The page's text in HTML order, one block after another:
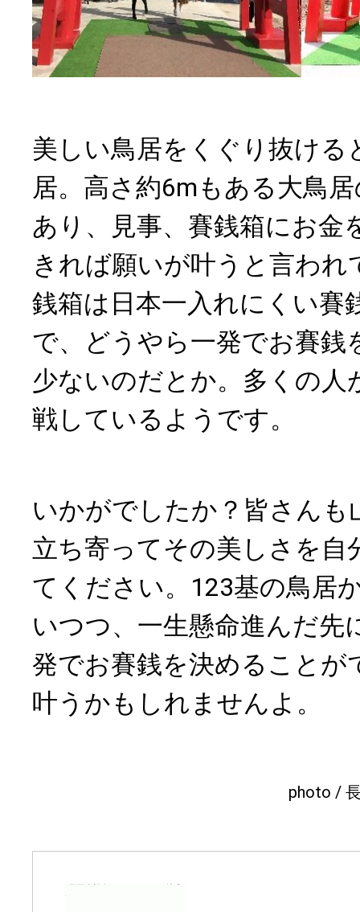
美しい鳥居をくぐり抜ける
居。高さ約6mもある大鳥
あり、見事、賽銭箱にお金
きれば願いが叶うと言わ
銭箱は日本一入れにくい賽
で、どうやら一発でお賽銭
少ないのだとか。多くの人
戦しているようです。
いかがでしたか？皆さんも
立ち寄ってその美しさを自
てください。123基の鳥居
いつつ、一生懸命進んだ先
発でお賽銭を決めることが
叶うかもしれませんよ。
photo /